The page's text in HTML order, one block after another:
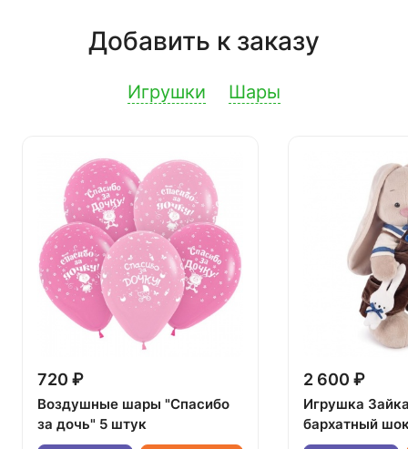
Добавить к заказу
Игрушки Шары
720 ₽
Воздушные шары "Спасибо
за дочь" 5 штук
2 600 ₽
Игрушка
бархатный